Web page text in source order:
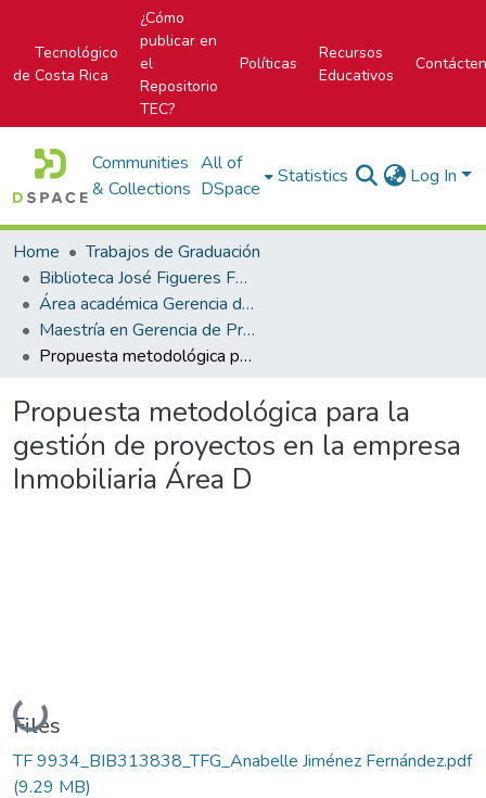
Tecnológico
de Costa Rica
¿Cómo
publicar en
el
Repositorio
TEC?
Políticas
Recursos
Educativos
Communities
& Collections
All of
DSpace
Statistics Log In
Home
Trabajos de Graduación
Biblioteca José Figueres Ferrer
Área académica Gerencia de Proyectos
Maestría en Gerencia de Proyectos
Propuesta metodológica para la gestión de proyectos en la empresa Inmobiliaria Área D
Propuesta metodológica para la
gestión de proyectos en la empresa
Inmobiliaria Área D
Loading...
Files
TF 9934_BIB313838_TFG_Anabelle Jiménez Fernández.pdf
(9.29 MB)